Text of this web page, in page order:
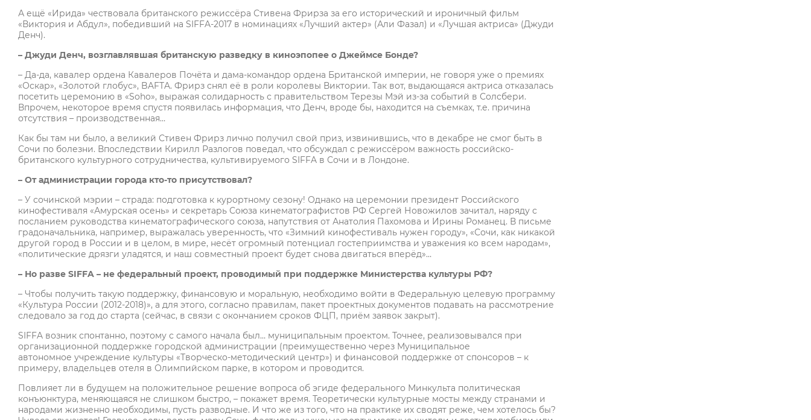
А ещё «Ирида» чествовала британского режиссёра Стивена Фрирза за его исторический и ироничный фильм
«Виктория и Абдул», победивший на SIFFA-2017 в номинациях «Лучший актер» (Али Фазал) и «Лучшая актриса» (Джуди
Денч).
– Джуди Денч, возглавлявшая британскую разведку в киноэпопее о Джеймсе Бонде?
– Да-да, кавалер ордена Кавалеров Почёта и дама-командор ордена Британской империи, не говоря уже о премиях
«Оскар», «Золотой глобус», BAFTA. Фрирз снял её в роли королевы Виктории. Так вот, выдающаяся актриса отказалась
посетить церемонию в «Soho», выражая солидарность с правительством Терезы Мэй из-за событий в Солсбери.
Впрочем, некоторое время спустя появилась информация, что Денч, вроде бы, находится на съемках, т.е. причина
отсутствия – производственная…
Как бы там ни было, а великий Стивен Фрирз лично получил свой приз, извинившись, что в декабре не смог быть в
Сочи по болезни. Впоследствии Кирилл Разлогов поведал, что обсуждал с режиссёром важность российско-
британского культурного сотрудничества, культивируемого SIFFA в Сочи и в Лондоне.
– От администрации города кто-то присутствовал?
– У сочинской мэрии – страда: подготовка к курортному сезону! Однако на церемонии президент Российского
кинофестиваля «Амурская осень» и секретарь Союза кинематографистов РФ Сергей Новожилов зачитал, наряду с
посланием руководства кинематографического союза, напутствия от Анатолия Пахомова и Ирины Романец. В письме
градоначальника, например, выражалась уверенность, что «Зимний кинофестиваль нужен городу», «Сочи, как никакой
другой город в России и в целом, в мире, несёт огромный потенциал гостеприимства и уважения ко всем народам»,
«политические дрязги уладятся, и наш совместный проект будет снова двигаться вперёд»…
– Но разве SIFFA – не федеральный проект, проводимый при поддержке Министерства культуры РФ?
– Чтобы получить такую поддержку, финансовую и моральную, необходимо войти в Федеральную целевую программу
«Культура России (2012-2018)», а для этого, согласно правилам, пакет проектных документов подавать на рассмотрение
следовало за год до старта (сейчас, в связи с окончанием сроков ФЦП, приём заявок закрыт).
SIFFA возник спонтанно, поэтому с самого начала был… муниципальным проектом. Точнее, реализовывался при
организационной поддержке городской администрации (преимущественно через Муниципальное
автономное учреждение культуры «Творческо-методический центр») и финансовой поддержке от спонсоров – к
примеру, владельцев отеля в Олимпийском парке, в котором и проводится.
Повлияет ли в будущем на положительное решение вопроса об эгиде федерального Минкульта политическая
конъюнктура, меняющаяся не слишком быстро, – покажет время. Теоретически культурные мосты между странами и
народами жизненно необходимы, пусть разводные. И что же из того, что на практике их сводят реже, чем хотелось бы?